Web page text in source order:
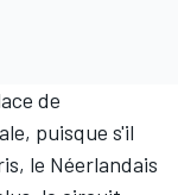
de
puisque s'il
le Néerlandais